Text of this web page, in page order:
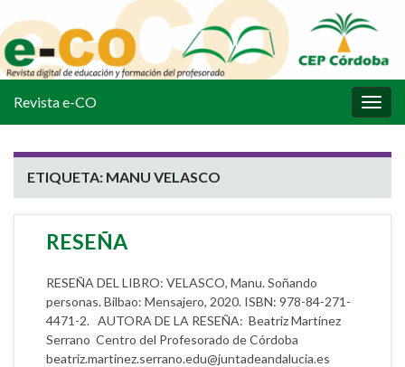
la
Revista e-CO
ETIQUETA: MANU VELASCO
RESEÑA
RESEÑA DEL LIBRO: VELASCO, Manu. Soñando
personas. Bilbao: Mensajero, 2020. ISBN: 978-84-271-
4471-2. AUTORA DE LA RESEÑA: Beatriz Martínez
Serrano Centro del Profesorado de Córdoba
beatriz.martinez.serrano.edu@juntadeandalucia.es